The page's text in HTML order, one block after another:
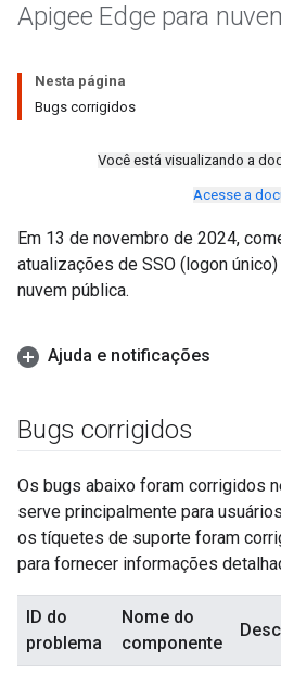
Apigee Edge para
Nesta página
Bugs corrigidos
Você está visualizando a
Acesse a
Em 13 de novembro de 2024,
atualizações de SSO (logon
nuvem pública.
Ajuda e notificações
Bugs corrigidos
Os bugs abaixo foram corrigidos
serve principalmente para
os tíquetes de suporte foram
para fornecer informações
ID do
problema
Nome do
componente